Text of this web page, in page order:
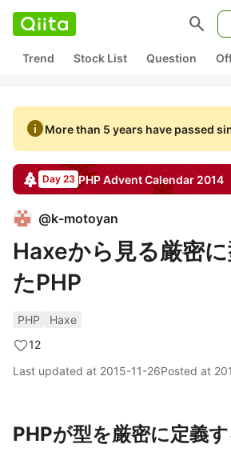
search
Trend Stock List Question
infoMore than 5 years have passed
Day 23 PHPAdvent Calendar 2014
@k-motoyan
Haxeから見る厳密
たPHP
PHP
Haxe
12
Last updated at 2015-11-26Posted at
PHPが型を厳密に定義